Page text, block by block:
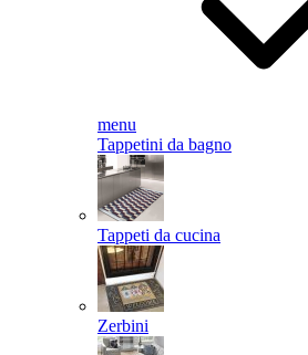
menu
Tappetini da bagno
Tappeti da cucina
Zerbini